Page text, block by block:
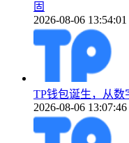
固
2026-08-06 13:54:01
TP钱包诞生，从
2026-08-06 13:07:46